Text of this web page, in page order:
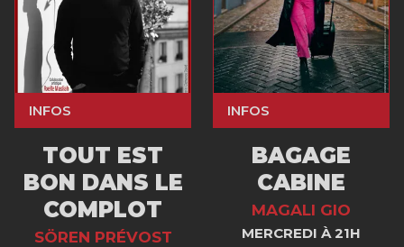
INFOS
TOUT EST
BON DANS LE
COMPLOT
SÖREN PRÉVOST
INFOS
BAGAGE
CABINE
MAGALI GIO
MERCREDI À 21H